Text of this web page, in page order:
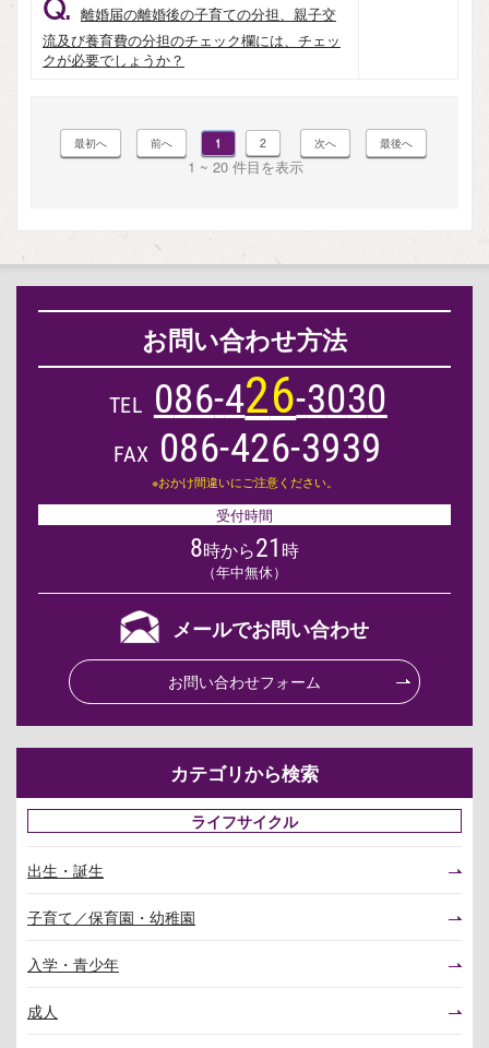
Q. 離婚届の離婚後の子育ての分担、親子交
流及び養育費の分担のチェック欄には、チェッ
クが必要でしょうか？
1 2
1 ~ 20 件目を表示
お問い合わせ方法
TEL 086-426-3030
FAX 086-426-3939
※おかけ間違いにご注意ください。
受付時間
8時から21 時
（年中無休）
メールでお問い合わせ
お問い合わせフォーム
カテゴリから検索
ライフサイクル
出生・誕生
子育て／保育園・幼稚園
入学・青少年
成人